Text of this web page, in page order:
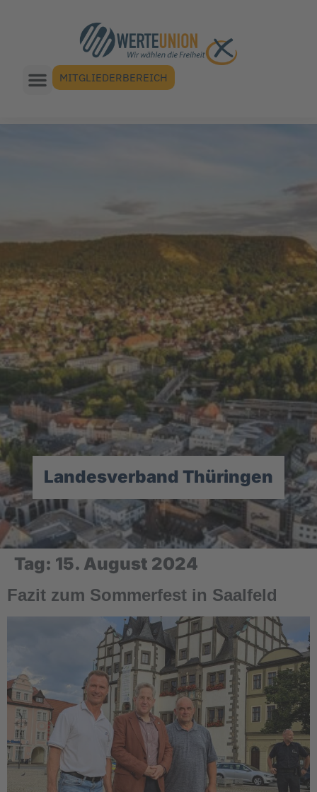
MITGLIEDERBEREICH
Landesverband Thüringen
Tag: 15. August 2024
Fazit zum Sommerfest in Saalfeld